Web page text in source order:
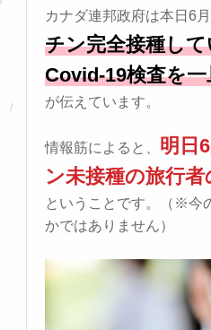
カナダ連邦政府は本日6月
チン完全接種し
Covid-19検査を
が伝えています。
情報筋によると、 明日
ン未接種の旅行
ということです。（※今
かではありません）